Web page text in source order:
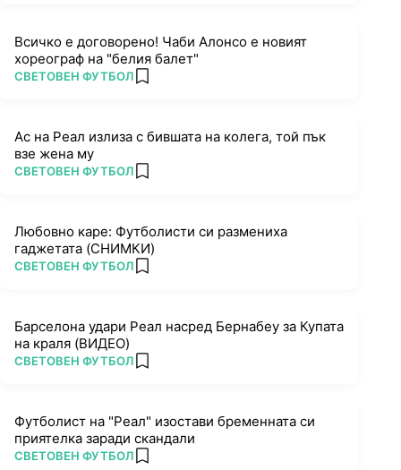
Всичко е договорено! Чаби Алонсо е новият
хореограф на "белия балет"
ПОВЕЧЕ ОТ
СВЕТОВЕН ФУТБОЛ add favorites
Ас на Реал излиза с бившата на колега, той пък
взе жена му
ПОВЕЧЕ ОТ
СВЕТОВЕН ФУТБОЛ add favorites
Любовно каре: Футболисти си размениха
гаджетата (СНИМКИ)
ПОВЕЧЕ ОТ
СВЕТОВЕН ФУТБОЛ add favorites
Барселона удари Реал насред Бернабеу за Купата
на краля (ВИДЕО)
ПОВЕЧЕ ОТ
СВЕТОВЕН ФУТБОЛ add favorites
Футболист на "Реал" изостави бременната си
приятелка заради скандали
ПОВЕЧЕ ОТ
СВЕТОВЕН ФУТБОЛ add favorites